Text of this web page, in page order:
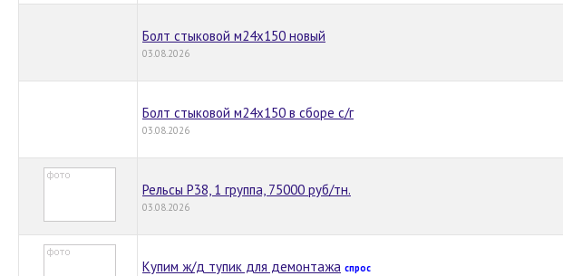
Болт стыковой м24х150 новый
03.08.2026
Болт стыковой м24х150 в сборе с/г
03.08.2026
Рельсы Р38, 1 группа, 75000 руб/тн.
03.08.2026
Купим ж/д тупик для демонтажа спрос